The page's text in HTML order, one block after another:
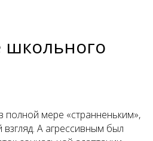
школьного
мере «странненьким»,
взгляд. А агрессивным был